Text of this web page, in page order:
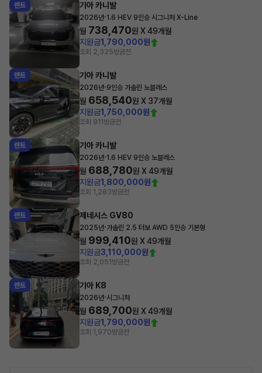
렌트 기아 카니발
2026년·1.6 HEV 9인승 시그니처 X-Line
월 738,470원 X49개월
지원금1,790,000원
조회 2,325방금전
렌트 기아 카니발
2026년·9인승 가솔린 노블레스
월 658,540원 X 37개월
지원금1,750,000원
조회 911 방금전
렌트 기아 카니발
2026년·1.6 HEV 9인승 노블레스
월 688,780원 X49개월
지원금1,800,000원
조회 1,283방금전
렌트 제네시스 GV80
2025년·가솔린 2.5 터보 AWD 5인승 기본형
월 999,410원 X49개월
지원금3,110,000원
조회 2,051 방금전
렌트 기아 K8
2026년·시그니처
월 689,700원 X49개월
지원금1,790,000원
조회 1,970방금전